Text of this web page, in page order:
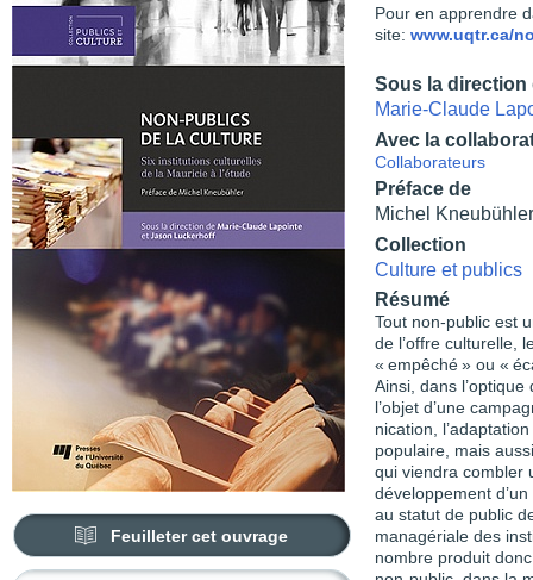
Feuilleter cet ouvrage
Pour en apprendre
site: www.uqtr.ca/
Sous la direction
Marie-Claude
Avec la
Collaborateurs
Préface de
Michel Kneubühler
Collection
Culture et publics
Résumé
Tout non-public est
de l’offre culturelle,
« empêché » ou «
Ainsi, dans
l’objet d’une
nication,
populaire, mais
qui viendra combler
développement
au statut de public
managériale des
nombre produit